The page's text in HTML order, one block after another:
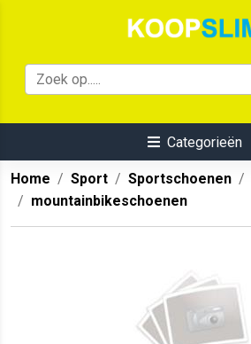
Categorieën
Home Sport Sportschoenen
mountainbikeschoenen